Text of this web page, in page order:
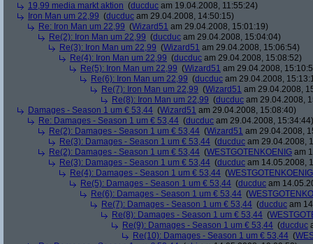
19,99 media markt aktion (ducduc am 19.04.2008, 11:55:24)
Iron Man um 22,99 (ducduc am 29.04.2008, 14:50:15)
Re: Iron Man um 22,99 (Wizard51 am 29.04.2008, 15:01:19)
Re(2): Iron Man um 22,99 (ducduc am 29.04.2008, 15:04:04)
Re(3): Iron Man um 22,99 (Wizard51 am 29.04.2008, 15:06:54)
Re(4): Iron Man um 22,99 (ducduc am 29.04.2008, 15:08:52)
Re(5): Iron Man um 22,99 (Wizard51 am 29.04.2008,
Re(6): Iron Man um 22,99 (ducduc am 29.04.2008,
Re(7): Iron Man um 22,99 (Wizard51 am 29.04.2008,
Re(8): Iron Man um 22,99 (ducduc am 29.04.2008,
Damages - Season 1 um € 53,44 (Wizard51 am 29.04.2008, 15:08:40)
Re: Damages - Season 1 um € 53,44 (ducduc am 29.04.2008, 15:34:44)
Re(2): Damages - Season 1 um € 53,44 (Wizard51 am 29.04.2008,
Re(3): Damages - Season 1 um € 53,44 (ducduc am 29.04.2008,
Re(2): Damages - Season 1 um € 53,44 (WESTGOTENKOENIG am
Re(3): Damages - Season 1 um € 53,44 (ducduc am 14.05.2008,
Re(4): Damages - Season 1 um € 53,44 (WESTGOTENKOENIG
Re(5): Damages - Season 1 um € 53,44 (ducduc am
Re(6): Damages - Season 1 um € 53,44 (
Re(7): Damages - Season 1 um € 53,44 (ducduc am
Re(8): Damages - Season 1 um € 53,44 (
Re(9): Damages - Season 1 um € 53,44 (ducduc
Re(10): Damages - Season 1 um € 53,44 (